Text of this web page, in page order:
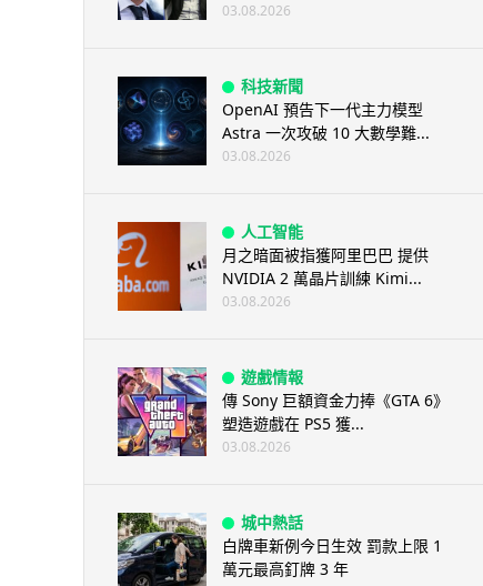
03.08.2026
科技新聞
OpenAI 預告下一代主力模型
Astra 一次攻破 10 大數學難...
03.08.2026
人工智能
月之暗面被指獲阿里巴巴 提供
NVIDIA 2 萬晶片訓練 Kimi...
03.08.2026
遊戲情報
傳 Sony 巨額資金力捧《GTA 6》
塑造遊戲在 PS5 獲...
03.08.2026
城中熱話
白牌車新例今日生效 罰款上限 1
萬元最高釘牌 3 年